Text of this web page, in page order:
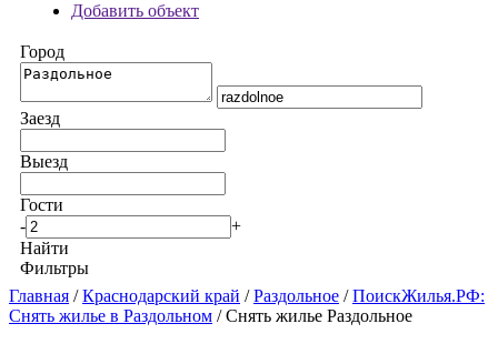
Добавить объект
Город
Заезд
Выезд
Гости
-
+
Найти
Фильтры
Главная /Краснодарский край /Раздольное /ПоискЖилья.РФ:
Снять жилье в Раздольном / Снять жилье Раздольное